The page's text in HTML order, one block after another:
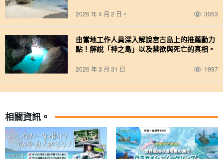
2026 年 4 月 2 日。 3053
由當地工作人員深入解說宮古島上的推薦動力
點！解說「神之島」以及禁欲與死亡的真相。
2026 年 3 月 31 日 1997
相關資訊。